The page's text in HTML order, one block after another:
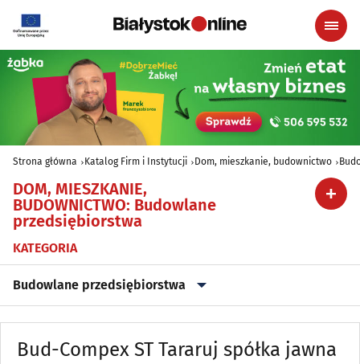
Strona główna Katalog Firm i Instytucji Dom, mieszkanie, budownictwo
DOM, MIESZKANIE,
BUDOWNICTWO: Budowlane
przedsiębiorstwa
KATEGORIA
Budowlane przedsiębiorstwa
Agencje nieruchomości(79)
Bud-Compex ST Tararuj spółka jawna